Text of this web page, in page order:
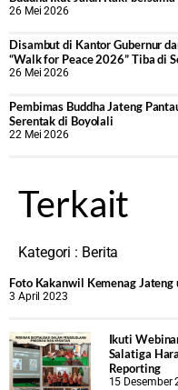
26 Mei 2026
Disambut di Kantor Gubernur
“Walk for Peace 2026” Tiba di
26 Mei 2026
‎Pembimas Buddha Jateng
Serentak di Boyolali
22 Mei 2026
Terkait
Kategori : Berita
Foto Kakanwil Kemenag
3 April 2023
Ikuti
Salatiga
Reporting
15 Desember